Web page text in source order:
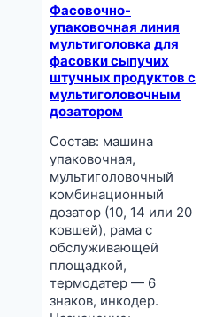
Фасовочно-
упаковочная линия
мультиголовка для
фасовки сыпучих
штучных продуктов с
мультиголовочным
дозатором
Состав: машина
упаковочная,
мультиголовочный
комбинационный
дозатор (10, 14 или 20
ковшей), рама с
обслуживающей
площадкой,
термодатер — 6
знаков, инкодер.